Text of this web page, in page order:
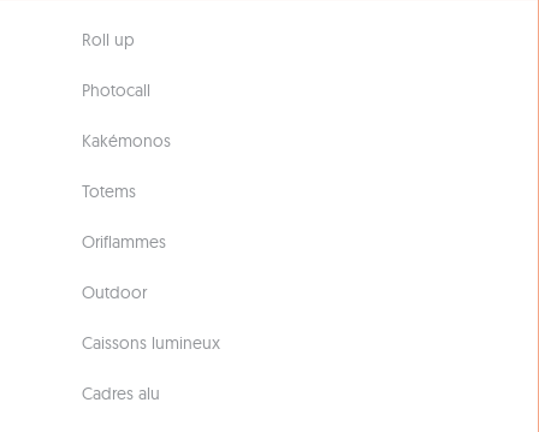
Roll up
Photocall
Kakémonos
Totems
Oriflammes
Outdoor
Caissons lumineux
Cadres alu